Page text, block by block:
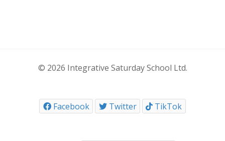
© 2026 Integrative Saturday School Ltd.
Facebook Twitter TikTok